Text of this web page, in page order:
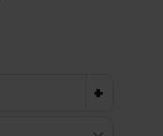
+